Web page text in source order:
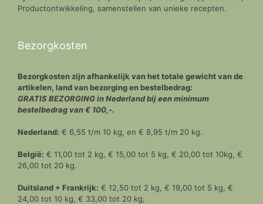
Productontwikkeling, samenstellen van unieke recepten.
Bezorgkosten
Bezorgkosten zijn afhankelijk van het totale gewicht van de
artikelen, land van bezorging en bestelbedrag:
GRATIS BEZORGING in Nederland bij een minimum
bestelbedrag van € 100,-.
Nederland: € 6,55 t/m 10 kg, en € 8,95 t/m 20 kg.
België: € 11,00 tot 2 kg, € 15,00 tot 5 kg, € 20,00 tot 10kg, €
26,00 tot 20 kg.
Duitsland + Frankrijk: € 12,50 tot 2 kg, € 19,00 tot 5 kg, €
24,00 tot 10 kg, € 33,00 tot 20 kg,